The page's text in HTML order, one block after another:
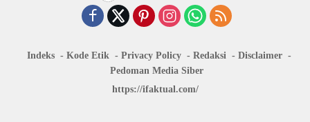
Indeks Kode Etik Privacy Policy Redaksi
Disclaimer
Pedoman Media Siber
https://ifaktual.com/